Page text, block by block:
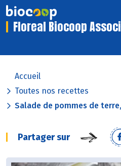
Floreal Biocoop
Accueil
Toutes nos recettes
Salade de pommes de
Partager sur